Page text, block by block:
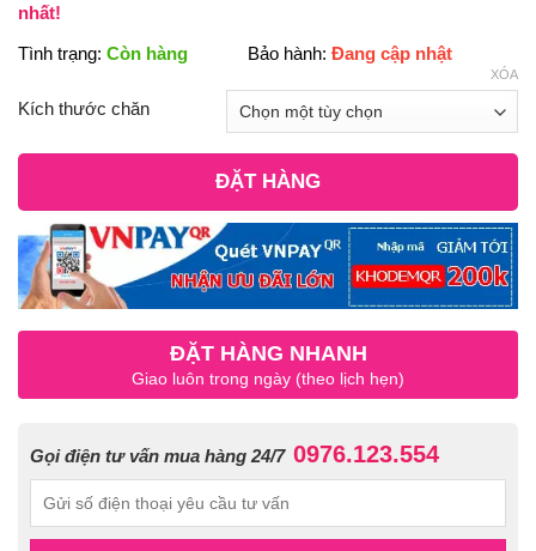
nhất!
Tình trạng: Còn hàng Bảo hành: Đang cập nhật
Kích thước chăn
XÓA
ĐẶT HÀNG
ĐẶT HÀNG NHANH
Giao luôn trong ngày (theo lịch hẹn)
Gọi điện tư vấn mua hàng 24/7 0976.123.554